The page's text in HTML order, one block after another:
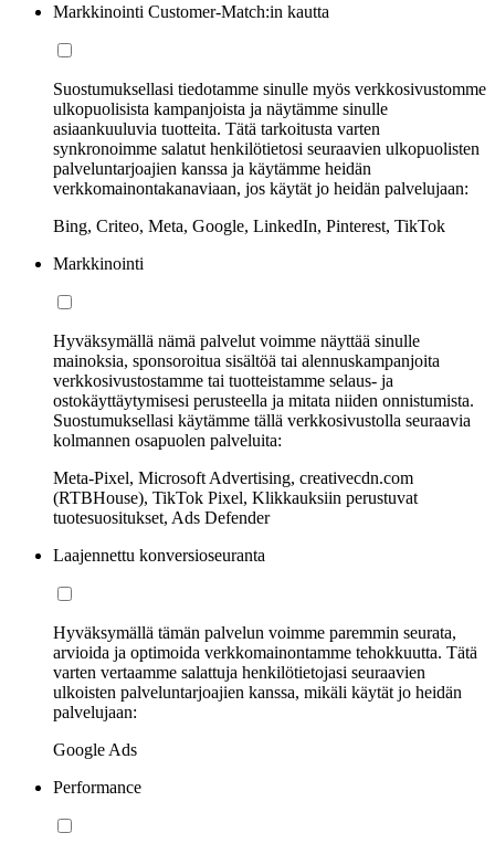
Markkinointi Customer-Match:in kautta
Suostumuksellasi tiedotamme sinulle myös verkkosivustomme
ulkopuolisista kampanjoista ja näytämme sinulle
asiaankuuluvia tuotteita. Tätä tarkoitusta varten
synkronoimme salatut henkilötietosi seuraavien ulkopuolisten
palveluntarjoajien kanssa ja käytämme heidän
verkkomainontakanaviaan, jos käytät jo heidän palvelujaan:
Bing, Criteo, Meta, Google, LinkedIn, Pinterest, TikTok
Markkinointi
Hyväksymällä nämä palvelut voimme näyttää sinulle
mainoksia, sponsoroitua sisältöä tai alennuskampanjoita
verkkosivustostamme tai tuotteistamme selaus- ja
ostokäyttäytymisesi perusteella ja mitata niiden onnistumista.
Suostumuksellasi käytämme tällä verkkosivustolla seuraavia
kolmannen osapuolen palveluita:
Meta-Pixel, Microsoft Advertising, creativecdn.com
(RTBHouse), TikTok Pixel, Klikkauksiin perustuvat
tuotesuositukset, Ads Defender
Laajennettu konversioseuranta
Hyväksymällä tämän palvelun voimme paremmin seurata,
arvioida ja optimoida verkkomainontamme tehokkuutta. Tätä
varten vertaamme salattuja henkilötietojasi seuraavien
ulkoisten palveluntarjoajien kanssa, mikäli käytät jo heidän
palvelujaan:
Google Ads
Performance